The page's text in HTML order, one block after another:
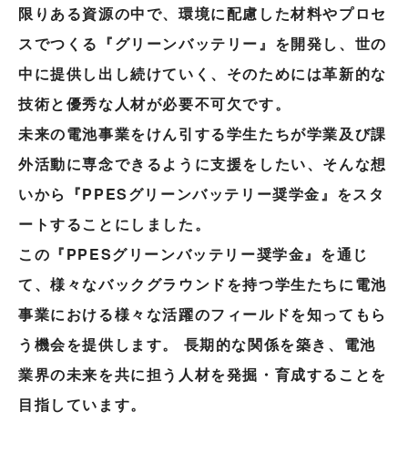
限りある資源の中で、環境に配慮した材料やプロセ
スでつくる『グリーンバッテリー』を開発し、 世の
中に提供し出し続けていく、そのためには革新的な
技術と優秀な人材が必要不可欠です。
未来の電池事業をけん引する学生たちが学業及び課
外活動に専念できるように支援をしたい、 そんな想
いから『PPESグリーンバッテリー奨学金』をスタ
ートすることにしました。
この『PPESグリーンバッテリー奨学金』を通じ
て、様々なバックグラウンドを持つ学生たちに電池
事業における様々な活躍のフィールドを知ってもら
う機会を提供します。
長期的な関係を築き、電池
業界の未来を共に担う人材を発掘・育成することを
目指しています。